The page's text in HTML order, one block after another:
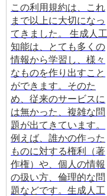
この利用規約は、これ
まで以上に大切になっ
てきました。 生成人工
知能は、とても多くの
情報から学習し、様々
なものを作り出すこと
ができます。そのた
め、従来のサービスに
は無かった、複雑な問
題が出てきています。
例えば、誰かの作った
ものに対する権利（著
作権）や、個人の情報
の扱い方、倫理的な問
題などです。生成人工